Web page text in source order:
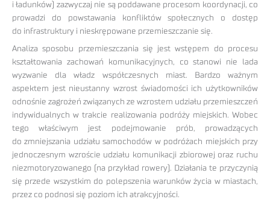
i ładunków) zazwyczaj nie są poddawane procesom koordynacji, co
prowadzi do powstawania konfliktów społecznych o dostęp
do infrastruktury i nieskrępowane przemieszczanie się.
Analiza sposobu przemieszczania się jest wstępem do procesu
kształtowania zachowań komunikacyjnych, co stanowi nie lada
wyzwanie dla władz współczesnych miast. Bardzo ważnym
aspektem jest nieustanny wzrost świadomości ich użytkowników
odnośnie zagrożeń związanych ze wzrostem udziału przemieszczeń
indywidualnych w trakcie realizowania podróży miejskich. Wobec
tego właściwym jest podejmowanie prób, prowadzących
do zmniejszania udziału samochodów w podróżach miejskich przy
jednoczesnym wzroście udziału komunikacji zbiorowej oraz ruchu
niezmotoryzowanego (na przykład rowery). Działania te przyczynią
się przede wszystkim do polepszenia warunków życia w miastach,
przez co podnosi się poziom ich atrakcyjności.